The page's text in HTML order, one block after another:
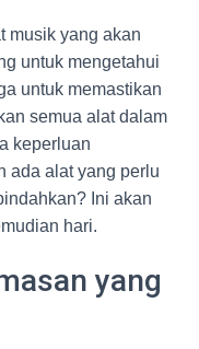
musik yang akan
untuk mengetahui
untuk memastikan
semua alat dalam
keperluan
ada alat yang perlu
Ini akan
hari.
yang